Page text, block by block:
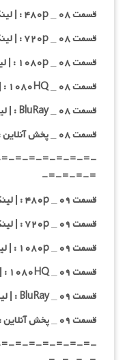
قسمت ۰۸ _ ۴۸۰p : | لینک مستقیم |
قسمت ۰۸ _ ۷۲۰p : | لینک مستقیم |
قسمت ۰۸ _ ۱۰۸۰p : | لینک مستقیم |
قسمت ۰۸ _ ۱۰۸۰HQ : | لینک مستقیم |
قسمت ۰۸ _ BluRay : | لینک مستقیم |
قسمت ۰۸ _ پخش آنلاین : | لینک مستقیم |
=-=-=-=-=-=-
=-=-=-=-
قسمت ۰۹ _ ۴۸۰p : | لینک مستقیم |
قسمت ۰۹ _ ۷۲۰p : | لینک مستقیم |
قسمت ۰۹ _ ۱۰۸۰p : | لینک مستقیم |
قسمت ۰۹ _ ۱۰۸۰HQ : | لینک مستقیم |
قسمت ۰۹ _ BluRay : | لینک مستقیم |
قسمت ۰۹ _ پخش آنلاین : | لینک مستقیم |
=-=-=-=-=-=-